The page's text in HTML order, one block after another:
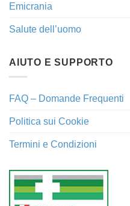
Emicrania
Salute dell’uomo
AIUTO E SUPPORTO
FAQ – Domande Frequenti
Politica sui Cookie
Termini e Condizioni